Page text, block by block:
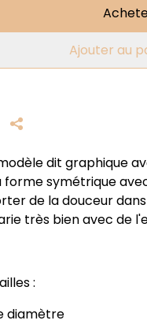
Ajouter au
dit graphique
forme symétrique
de la douceur
très bien avec de
:
diamètre